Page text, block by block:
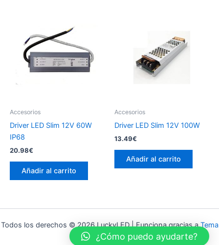
Accesorios
Driver LED Slim 12V 60W
IP68
20.98€
Añadir al carrito
Accesorios
Driver LED Slim 12V 100W
13.49€
Añadir al carrito
Todos los derechos © 2026 LuckyLED | Funciona gracias aTema
Astra para WordPress
¿Cómo puedo ayudarte?